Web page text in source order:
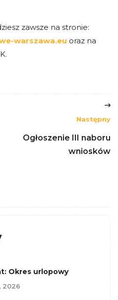
zawsze na stronie:
warszawa.eu oraz na
Następny
Ogłoszenie III naboru
wniosków
Okres urlopowy
2026